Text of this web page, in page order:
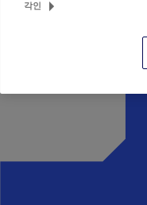
각인